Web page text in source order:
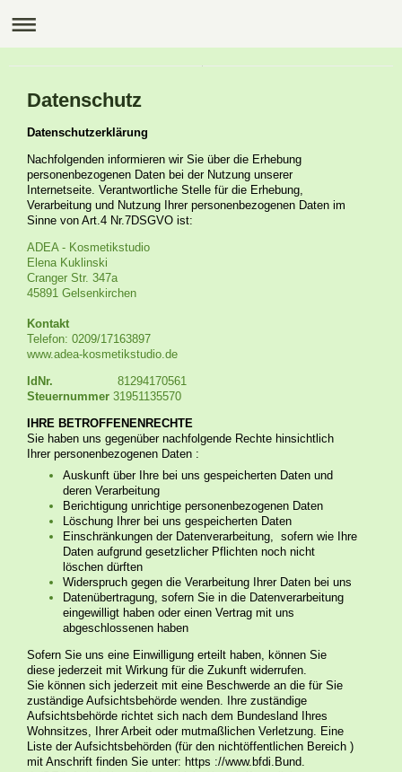
Datenschutz
Datenschutzerklärung
Nachfolgenden informieren wir Sie über die Erhebung
personenbezogenen Daten bei der Nutzung unserer
Internetseite. Verantwortliche Stelle für die Erhebung,
Verarbeitung und Nutzung Ihrer personenbezogenen Daten im
Sinne von Art.4 Nr.7DSGVO ist:
ADEA - Kosmetikstudio
Elena Kuklinski
Cranger Str. 347a
45891 Gelsenkirchen
Kontakt
Telefon: 0209/17163897
www.adea-kosmetikstudio.de
IdNr. 81294170561
Steuernummer 31951135570
IHRE BETROFFENENRECHTE
Sie haben uns gegenüber nachfolgende Rechte hinsichtlich
Ihrer personenbezogenen Daten :
Auskunft über Ihre bei uns gespeicherten Daten und
deren Verarbeitung
Berichtigung unrichtige personenbezogenen Daten
Löschung Ihrer bei uns gespeicherten Daten
Einschränkungen der Datenverarbeitung, sofern wie Ihre
Daten aufgrund gesetzlicher Pflichten noch nicht
löschen dürften
Widerspruch gegen die Verarbeitung Ihrer Daten bei uns
Datenübertragung, sofern Sie in die Datenverarbeitung
eingewilligt haben oder einen Vertrag mit uns
abgeschlossenen haben
Sofern Sie uns eine Einwilligung erteilt haben, können Sie
diese jederzeit mit Wirkung für die Zukunft widerrufen.
Sie können sich jederzeit mit eine Beschwerde an die für Sie
zuständige Aufsichtsbehörde wenden. Ihre zuständige
Aufsichtsbehörde richtet sich nach dem Bundesland Ihres
Wohnsitzes, Ihrer Arbeit oder mutmaßlichen Verletzung. Eine
Liste der Aufsichtsbehörden (für den nichtöffentlichen Bereich )
mit Anschrift finden Sie unter: https ://www.bfdi.Bund.